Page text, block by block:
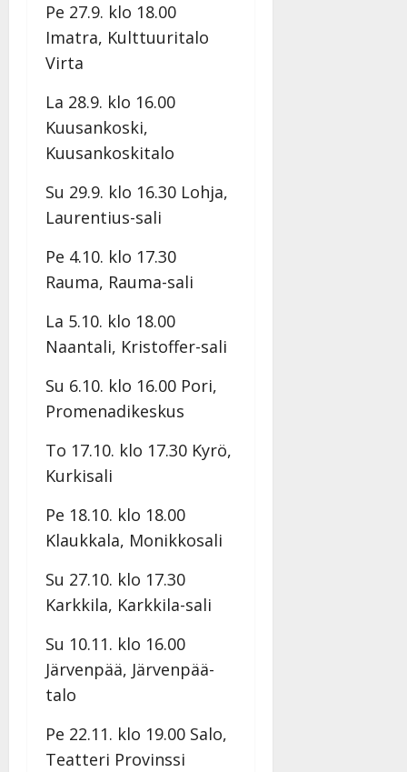
Pe 27.9. klo 18.00
Imatra, Kulttuuritalo
Virta
La 28.9. klo 16.00
Kuusankoski,
Kuusankoskitalo
Su 29.9. klo 16.30 Lohja,
Laurentius-sali
Pe 4.10. klo 17.30
Rauma, Rauma-sali
La 5.10. klo 18.00
Naantali, Kristoffer-sali
Su 6.10. klo 16.00 Pori,
Promenadikeskus
To 17.10. klo 17.30 Kyrö,
Kurkisali
Pe 18.10. klo 18.00
Klaukkala, Monikkosali
Su 27.10. klo 17.30
Karkkila, Karkkila-sali
Su 10.11. klo 16.00
Järvenpää, Järvenpää-
talo
Pe 22.11. klo 19.00 Salo,
Teatteri Provinssi